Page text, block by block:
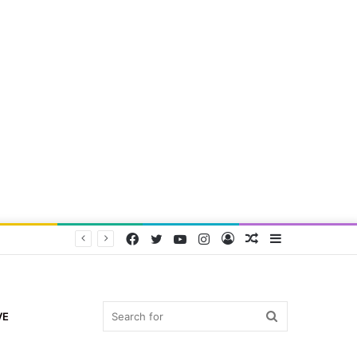
Random
Log
Instagram
YouTube
Twitter
Facebook